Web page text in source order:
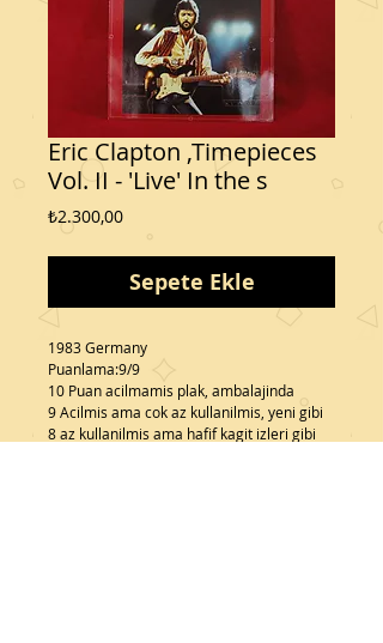
Eric Clapton ,Timepieces
Vol. II - 'Live' In the s
₺2.300,00Fiyat
Sepete Ekle
1983 Germany
Puanlama:9/9
10 Puan acilmamis plak, ambalajinda
9 Acilmis ama cok az kullanilmis, yeni gibi
8 az kullanilmis ama hafif kagit izleri gibi